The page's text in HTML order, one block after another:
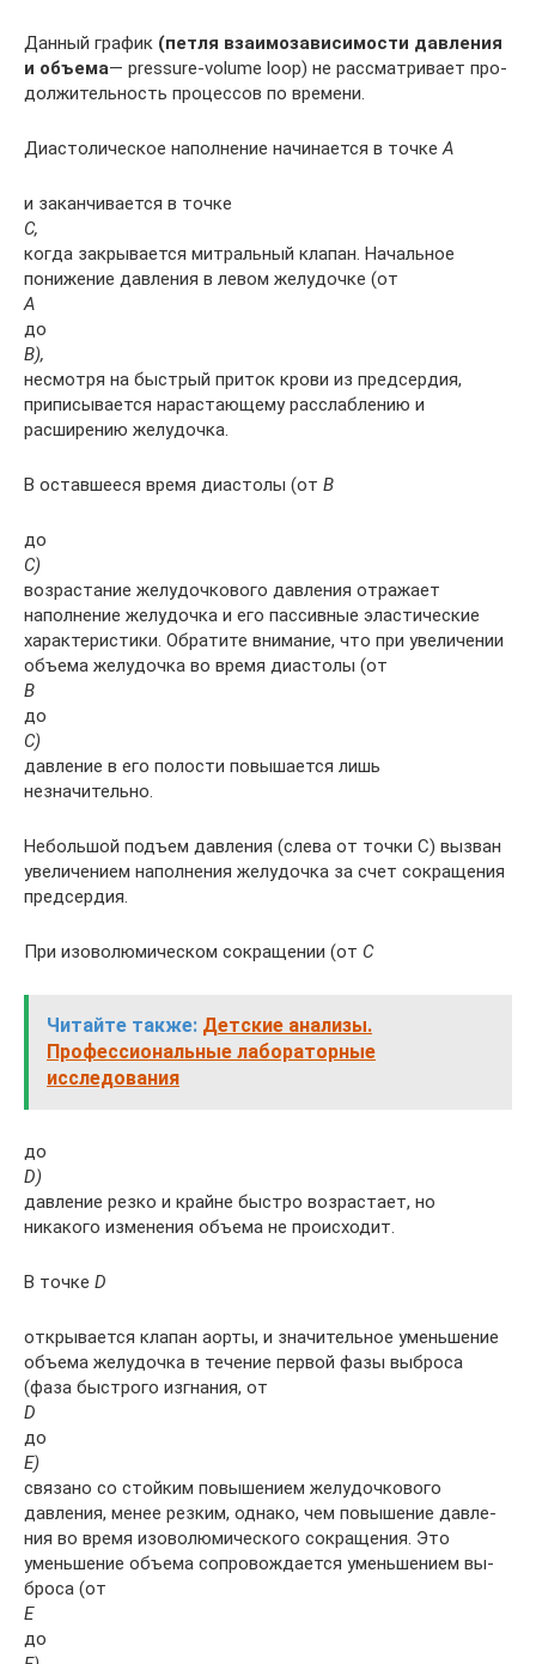
Данный график (петля взаимозависимости давления
и объема— pressure-volume loop) не рассматривает про­
должительность процессов по времени.
Диастолическое наполнение начинается в точкеА
и заканчивает­ся в точке
С,
когда закрывается митральный клапан. Начальное
понижение давления в левом желудочке (от
А
до
В),
несмотря на быстрый приток крови из предсердия,
приписывается нарастающему расслабле­нию и
расширению желудочка.
В оставшееся время ди­астолы (от В
до
С)
возрастание желудочкового давле­ния отражает
наполнение желудочка и его пассивные эластические
характеристики. Обратите внимание, что при увеличении
объема желудочка во время диастолы (от
В
до
С)
давление в его полости повышается лишь
незначительно.
Небольшой подъем давления (слева от точки С) вызван
увеличением наполнения желудочка за счет сокращения
предсердия.
При изоволюмическом сокращении (от С
Читайте также: Детские анализы.
Профессиональные лабораторные
исследования
до
D)
давление резко и крайне быс­тро возрастает, но
никакого изменения объема не про­исходит.
В точке D
открывается клапан аорты, и зна­чительное уменьшение
объема желудочка в течение первой фазы выброса
(фаза быстрого изгнания, от
D
до
Е)
связано со стойким повышением желудочкового
давления, менее резким, однако, чем повышение давле­
ния во время изоволюмического сокращения. Это
уменьшение объема сопровождается уменьшением вы­
броса (от
Е
до